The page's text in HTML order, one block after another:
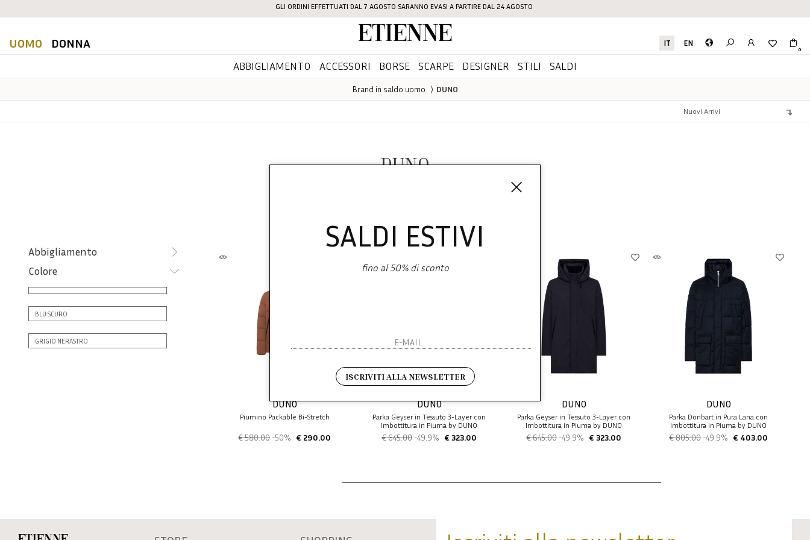
GLI ORDINI EFFETTUATI DAL 7 AGOSTO SARANNO EVASI A PARTIRE DAL 24 AGOSTO
Etienne IT EN
0
UOMO DONNA
ABBIGLIAMENTO ACCESSORI BORSE SCARPE DESIGNER STILI SALDI
Brand in saldo uomo ⟩ DUNO
DUNO
Abbigliamento
Colore
BLU SCURO
GRIGIO NERASTRO
DUNO
Piumino Packable Bi-Stretch
€ 580.00 -50% € 290.00
DUNO
Parka Geyser in Tessuto 3-Layer con
Imbottitura in Piuma by DUNO
€ 645.00 -49.9% € 323.00
DUNO
Parka Geyser in Tessuto 3-Layer con
Imbottitura in Piuma by DUNO
€ 645.00 -49.9% € 323.00
DUNO
Parka Donbart in Pura Lana con
Imbottitura in Piuma by DUNO
€ 805.00 -49.9% € 403.00
SALDI ESTIVI
fino al 50% di sconto
ISCRIVITI ALLA NEWSLETTER